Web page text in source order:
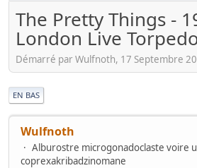
The Pretty Things -
London Live
Démarré par Wulfnoth, 17 Septembre
EN BAS
Wulfnoth
Alburostre microgonadoclaste voire
coprexakribadzinomane